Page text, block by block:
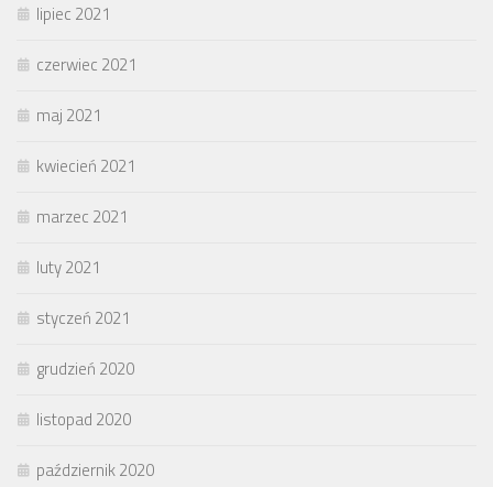
lipiec 2021
czerwiec 2021
maj 2021
kwiecień 2021
marzec 2021
luty 2021
styczeń 2021
grudzień 2020
listopad 2020
październik 2020